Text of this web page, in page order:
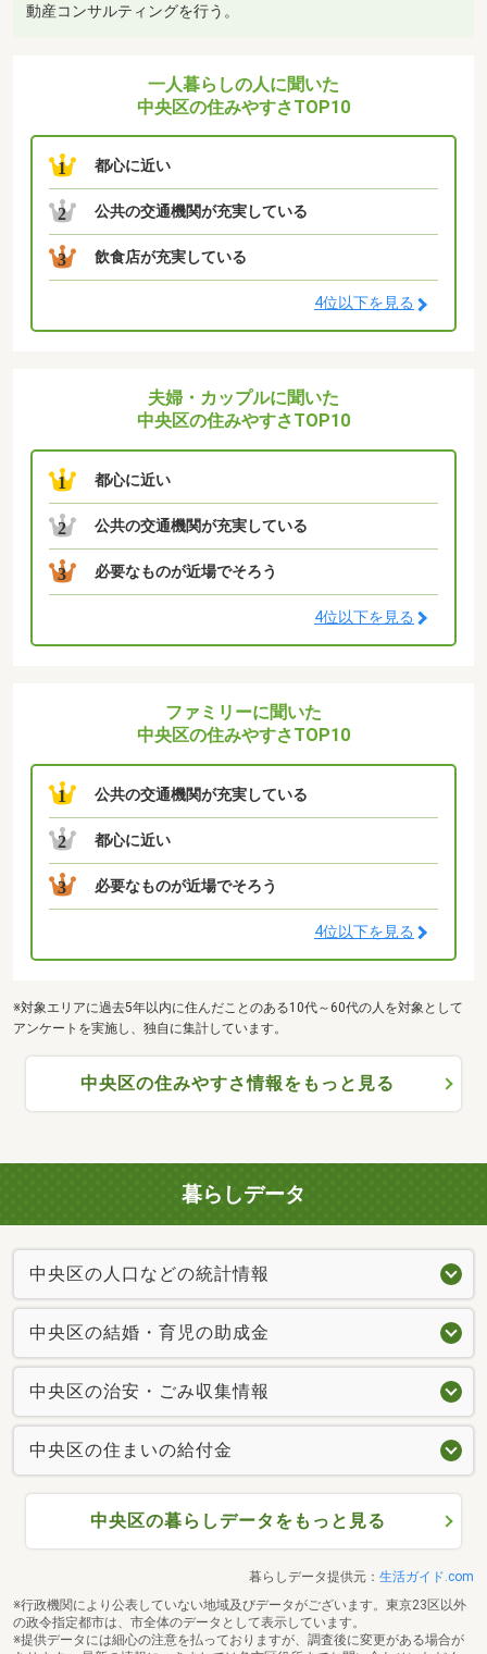
動産コンサルティングを行う。
一人暮らしの人に聞いた
中央区の住みやすさTOP10
1 都心に近い
2 公共の交通機関が充実している
3 飲食店が充実している
4位以下を見る
夫婦・カップルに聞いた
中央区の住みやすさTOP10
1 都心に近い
2 公共の交通機関が充実している
3 必要なものが近場でそろう
4位以下を見る
ファミリーに聞いた
中央区の住みやすさTOP10
1 公共の交通機関が充実している
2 都心に近い
3 必要なものが近場でそろう
4位以下を見る
※対象エリアに過去5年以内に住んだことのある10代～60代の人を対象として
アンケートを実施し、独自に集計しています。
中央区の住みやすさ情報をもっと見る
暮らしデータ
中央区の人口などの統計情報
中央区の結婚・育児の助成金
中央区の治安・ごみ収集情報
中央区の住まいの給付金
中央区の暮らしデータをもっと見る
暮らしデータ提供元： 生活ガイド.com
※行政機関により公表していない地域及びデータがございます。東京23区以外
の政令指定都市は、市全体のデータとして表示しています。
※提供データには細心の注意を払っておりますが、調査後に変更がある場合が